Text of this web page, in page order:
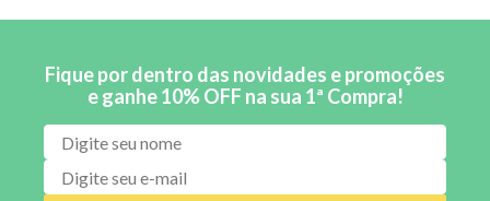
Fique por dentro das novidades e promoções
e ganhe 10% OFF na sua 1ª Compra!